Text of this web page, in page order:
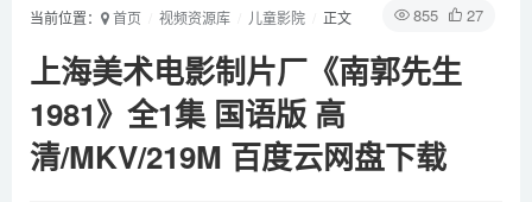
855 27
当前位置： 首页 视频资源库 儿童影院 正文
上海美术电影制片厂《南郭先生
1981》全1集 国语版 高
清/MKV/219M 百度云网盘下载